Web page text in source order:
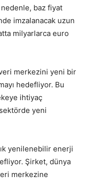
baz fiyat
imzalanacak uzun
milyarlarca euro
merkezini yeni bir
hedefliyor. Bu
ihtiyaç
yeni
yenilenebilir enerji
Şirket, dünya
merkezine